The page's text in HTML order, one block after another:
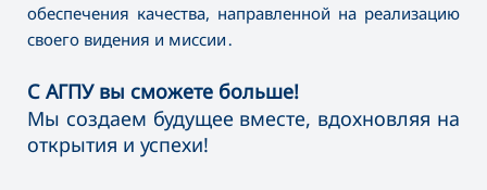
обеспечения качества, направленной на реализацию
своего видения и миссии․
С АГПУ вы сможете больше!
Мы создаем будущее вместе, вдохновляя на
открытия и успехи!